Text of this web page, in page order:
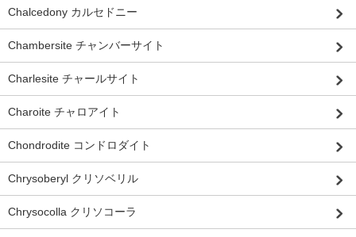
Chalcedony カルセドニー
Chambersite チャンバーサイト
Charlesite チャールサイト
Charoite チャロアイト
Chondrodite コンドロダイト
Chrysoberyl クリソベリル
Chrysocolla クリソコーラ